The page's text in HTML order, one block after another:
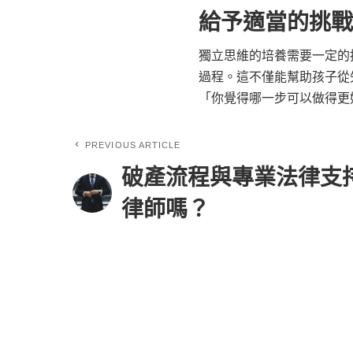
給予適當的挑
獨立思維的培養需要一定
過程。這不僅能幫助孩子
「你覺得哪一步可以做得
PREVIOUS ARTICLE
破產流程與專業法律支
律師嗎？